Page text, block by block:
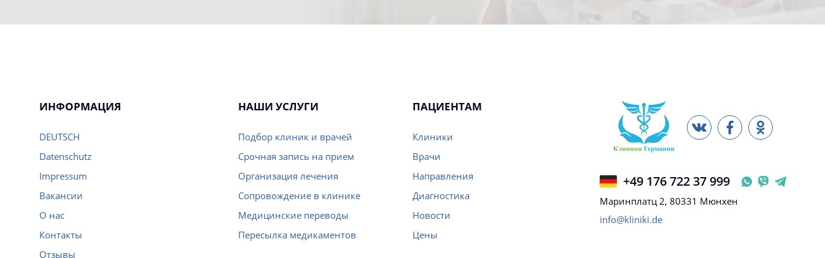
ИНФОРМАЦИЯ
DEUTSCH
Datenschutz
Impressum
Вакансии
О нас
Контакты
Отзывы
НАШИ УСЛУГИ
Подбор клиник и врачей
Срочная запись на прием
Организация лечения
Сопровождение в клинике
Медицинские переводы
Пересылка медикаментов
ПАЦИЕНТАМ
Клиники
Врачи
Направления
Диагностика
Новости
Цены
+49 176 722 37 999
Маринплатц 2, 80331 Мюнхен
info@kliniki.de